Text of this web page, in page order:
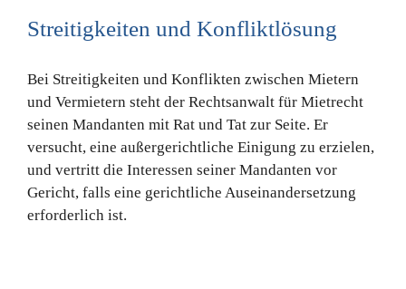
Streitigkeiten und Konfliktlösung
Bei Streitigkeiten und Konflikten zwischen Mietern
und Vermietern steht der Rechtsanwalt für Mietrecht
seinen Mandanten mit Rat und Tat zur Seite. Er
versucht, eine außergerichtliche Einigung zu erzielen,
und vertritt die Interessen seiner Mandanten vor
Gericht, falls eine gerichtliche Auseinandersetzung
erforderlich ist.